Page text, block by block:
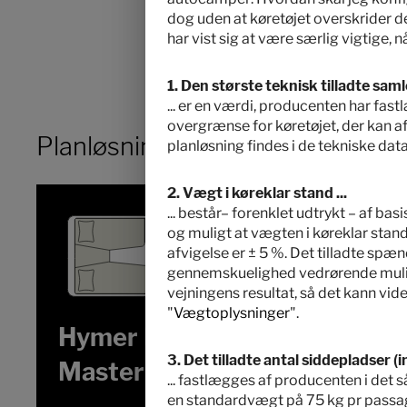
Planløsning
Hymer B-Klasse
MasterLine T 780
dog uden at køretøjet overskrider
har vist sig at være særlig vigtige,
1. Den største teknisk tilladte
... er en værdi, producenten har
overgrænse for køretøjet, der kan
planløsning findes i de tekniske
2. Vægt i køreklar stand ...
... består– forenklet udtrykt – af
og muligt at vægten i køreklar
afvigelse er ± 5 %. Det tilladte
gennemskuelighed vedrørende
vejningens resultat, så det kann
"Vægtoplysninger".
3. Det tilladte antal siddepladser
... fastlægges af producenten i det
en standardvægt på 75 kg pr